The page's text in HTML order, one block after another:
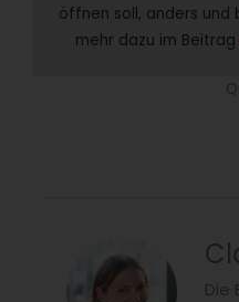
öffnen soll, anders und
mehr dazu im Beitrag
Die